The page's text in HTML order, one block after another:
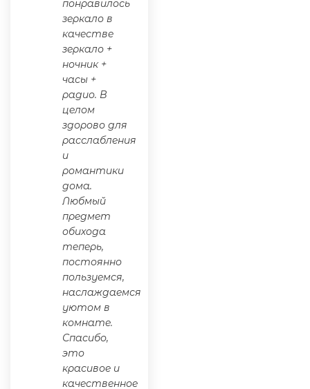
понравилось
зеркало в
качестве
зеркало +
ночник +
часы +
радио. В
целом
здорово для
расслабления
и
романтики
дома.
Любмый
предмет
обихода
теперь,
постоянно
пользуемся,
наслаждаемся
уютом в
комнате.
Спасибо,
это
красивое и
качественное